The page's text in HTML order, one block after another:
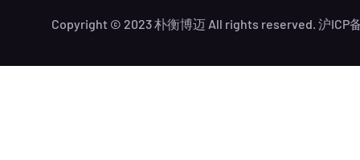
Copyright © 2023 朴衡博迈 All rights reserved. 沪ICP